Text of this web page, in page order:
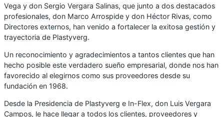
Vega y don Sergio Vergara Salinas, que junto a dos destacados
profesionales, don Marco Arrospide y don Héctor Rivas, como
Directores externos, han venido a fortalecer la exitosa gestión y
trayectoria de Plastyverg.
Un reconocimiento y agradecimientos a tantos clientes que han
hecho posible este verdadero sueño empresarial, donde nos han
favorecido al elegirnos como sus proveedores desde su
fundación en 1968.
Desde la Presidencia de Plastyverg e In-Flex, don Luis Vergara
Campos, le hace llegar a todos los clientes, proveedores y